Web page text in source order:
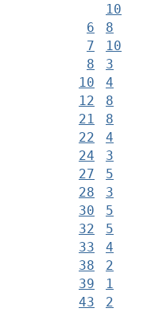
10
6
8
7
10
8
3
10
4
12
8
21
8
22
4
24
3
27
5
28
3
30
5
32
5
33
4
38
2
39
1
43
2